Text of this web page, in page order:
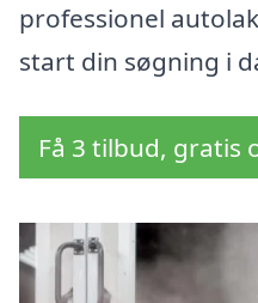
professionel
start din søgning i
Få 3 tilbud, gratis